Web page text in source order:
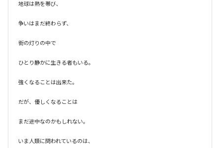
地球は熱を帯び、
争いはまだ終わらず、
街の灯りの中で
ひとり静かに生きる者もいる。
強くなることは出来た。
だが、優しくなることは
まだ途中なのかもしれない。
いま人類に問われているのは、